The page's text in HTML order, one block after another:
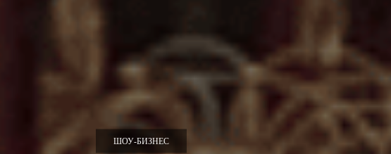
ШОУ-БИЗНЕС